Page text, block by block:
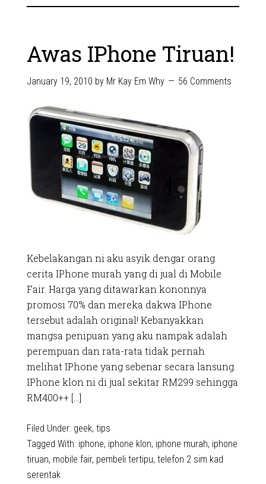
Awas IPhone Tiruan!
January 19, 2010 by Mr Kay Em Why 56 Comments
Kebelakangan ni aku asyik dengar orang
cerita IPhone murah yang di jual di Mobile
Fair. Harga yang ditawarkan kononnya
promosi 70% dan mereka dakwa IPhone
tersebut adalah original! Kebanyakkan
mangsa penipuan yang aku nampak adalah
perempuan dan rata-rata tidak pernah
melihat IPhone yang sebenar secara lansung.
IPhone klon ni di jual sekitar RM299 sehingga
RM400++ […]
Filed Under: geek, tips
Tagged With: iphone, iphone klon, iphone murah, iphone
tiruan, mobile fair, pembeli tertipu, telefon 2 sim kad
serentak